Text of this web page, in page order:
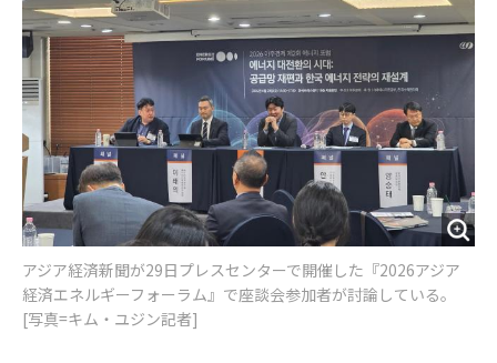
アジア経済新聞が29日プレスセンターで開催した『2026アジア
経済エネルギーフォーラム』で座談会参加者が討論している。
[写真=キム・ユジン記者]